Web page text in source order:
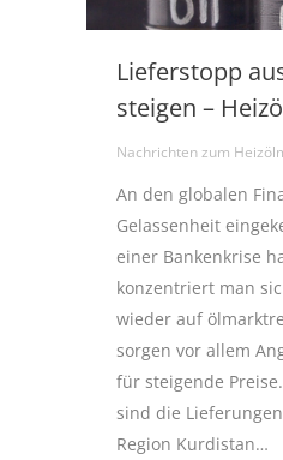
Lieferstopp
steigen –
Nachrichten zum
An den globalen
Gelassenheit
einer Bankenkrise
konzentriert man
wieder auf
sorgen vor allem
für steigende
sind die
Region Kurdistan…